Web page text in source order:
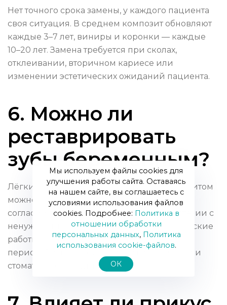
Нет точного срока замены, у каждого пациента
своя ситуация. В среднем композит обновляют
каждые 3–7 лет, виниры и коронки — каждые
10–20 лет. Замена требуется при сколах,
отклеивании, вторичном кариесе или
изменении эстетических ожиданий пациента.
6. Можно ли
реставрировать
зубы беременным?
Лёгкие эстетические процедуры с композитом
можно проводить во 2‑м триместре при
согласии врача, избегая рентгена и анестезии с
ненужными рисками. Плановые керамические
работы лучше отложить на послеродовой
период. Всегда обсуждайте с гинекологом и
стоматологом индивидуально.
Мы используем файлы cookies для
улучшения работы сайта. Оставаясь
на нашем сайте, вы соглашаетесь с
условиями использования файлов
cookies. Подробнее: Политика в
отношении обработки
персональных данных, Политика
использования сookie-файлов.
ОК